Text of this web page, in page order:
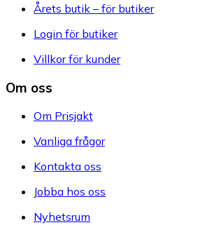
Årets butik – för butiker
Login för butiker
Villkor för kunder
Om oss
Om Prisjakt
Vanliga frågor
Kontakta oss
Jobba hos oss
Nyhetsrum